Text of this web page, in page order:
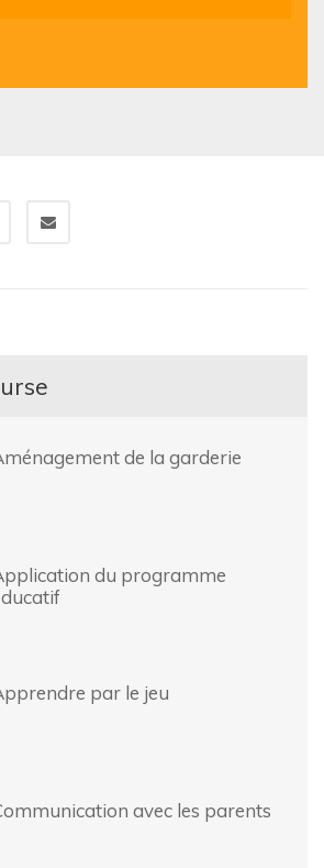
de la garderie
du programme
par le jeu
avec les parents